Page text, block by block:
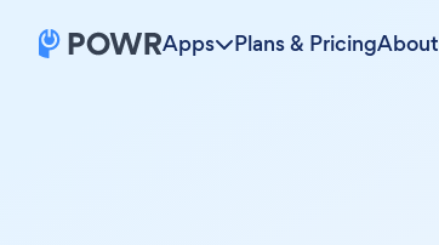
Apps Plans & PricingAbout